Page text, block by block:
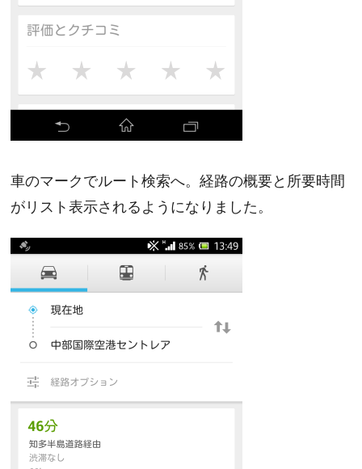
車のマークでルート検索へ。経路の概要と所要時間
がリスト表示されるようになりました。